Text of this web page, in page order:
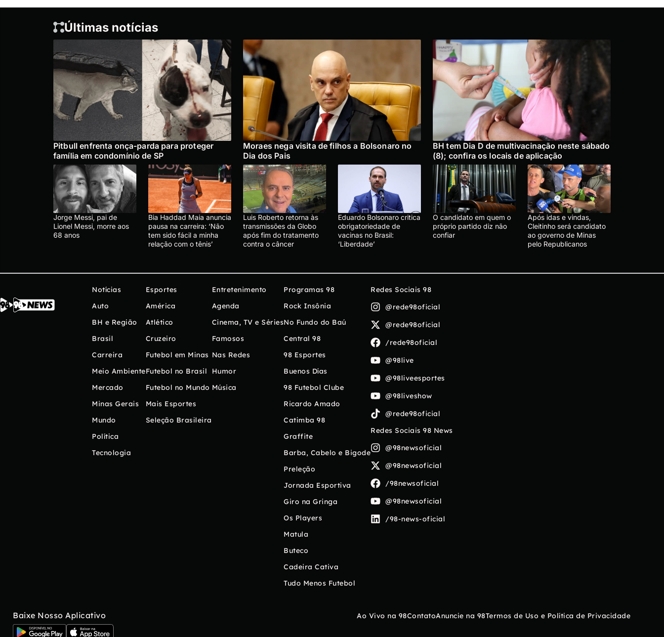
Últimas notícias
Pitbull enfrenta onça-parda para proteger
família em condomínio de SP
Moraes nega visita de filhos a Bolsonaro no
Dia dos Pais
BH tem Dia D de multivacinação neste sábado
(8); confira os locais de aplicação
Jorge Messi, pai de
Lionel Messi, morre aos
68 anos
Bia Haddad Maia anuncia
pausa na carreira: ‘Não
tem sido fácil a minha
relação com o tênis’
Luis Roberto retorna às
transmissões da Globo
após fim do tratamento
contra o câncer
Eduardo Bolsonaro critica
obrigatoriedade de
vacinas no Brasil:
‘Liberdade’
O candidato em quem o
próprio partido diz não
confiar
Após idas e vindas,
Cleitinho será candidato
ao governo de Minas
pelo Republicanos
Notícias
Auto
BH e Região
Brasil
Carreira
Meio Ambiente
Mercado
Minas Gerais
Mundo
Política
Tecnologia
Esportes
América
Atlético
Cruzeiro
Futebol em Minas
Futebol no Brasil
Futebol no Mundo
Mais Esportes
Seleção Brasileira
Entretenimento
Agenda
Cinema, TV e Séries
Famosos
Nas Redes
Humor
Música
Programas 98
Rock Insônia
No Fundo do Baú
Central 98
98 Esportes
Buenos Días
98 Futebol Clube
Ricardo Amado
Catimba 98
Graffite
Barba, Cabelo e Bigode
Preleção
Jornada Esportiva
Giro na Gringa
Os Players
Matula
Buteco
Cadeira Cativa
Tudo Menos Futebol
Redes Sociais 98
@rede98oficial
@rede98oficial
/rede98oficial
@98live
@98liveesportes
@98liveshow
@rede98oficial
Redes Sociais 98 News
@98newsoficial
@98newsoficial
/98newsoficial
@98newsoficial
/98-news-oficial
Baixe Nosso Aplicativo Ao Vivo na 98ContatoAnuncie na 98Termos de Uso e Política de Privacidade